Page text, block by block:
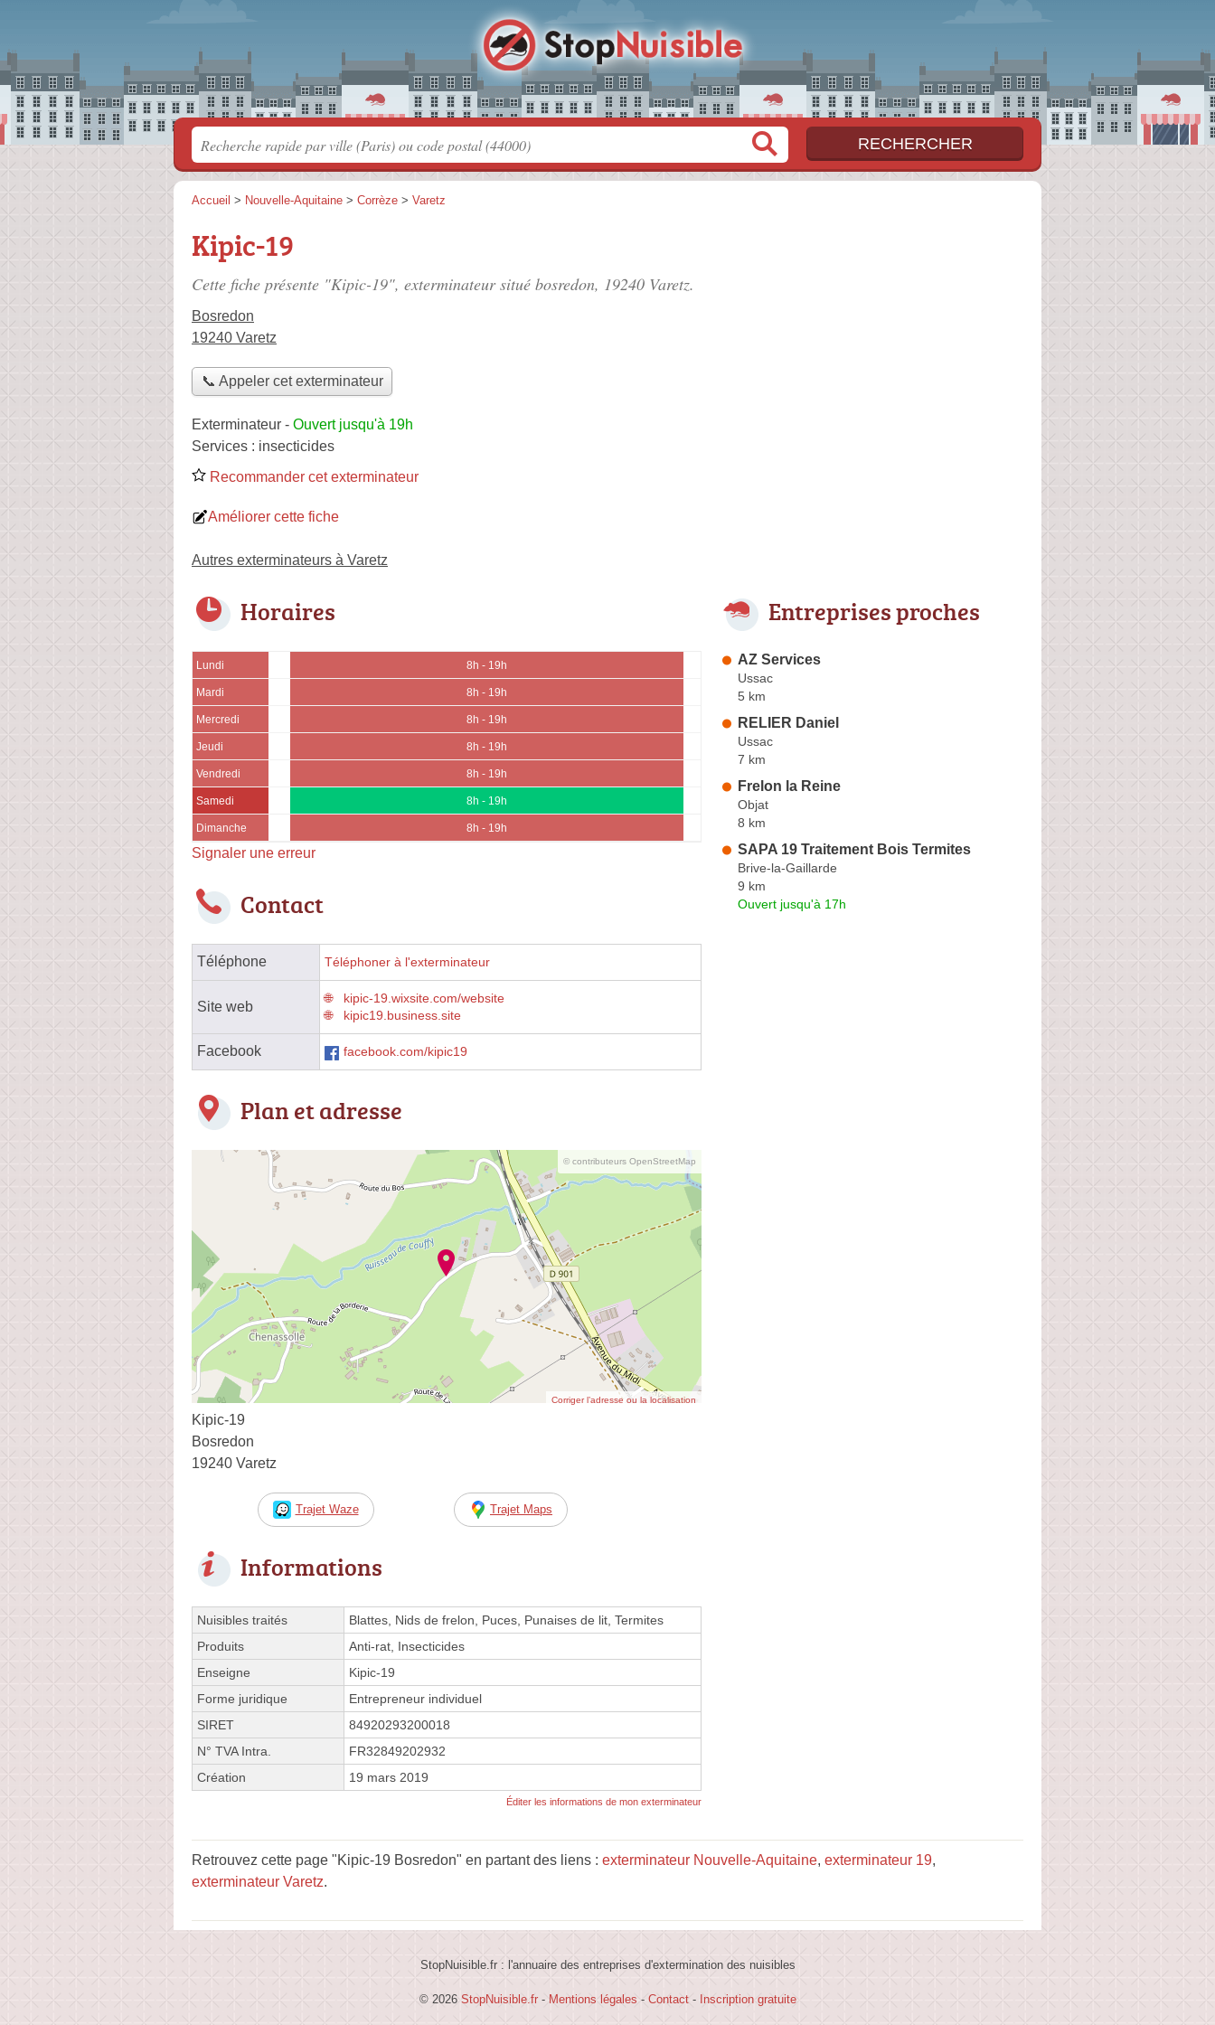
Accueil > Nouvelle-Aquitaine > Corrèze > Varetz
Kipic-19
Cette fiche présente "Kipic-19", exterminateur situé bosredon, 19240 Varetz.
Bosredon
19240 Varetz
📞 Appeler cet exterminateur
Exterminateur - Ouvert jusqu'à 19h
Services : insecticides
Recommander cet exterminateur
Améliorer cette fiche
Autres exterminateurs à Varetz
Horaires
Lundi 8h - 19h
Mardi 8h - 19h
Mercredi 8h - 19h
Jeudi 8h - 19h
Vendredi 8h - 19h
Samedi 8h - 19h
Dimanche 8h - 19h
Signaler une erreur
Contact
Téléphone Téléphoner à l'exterminateur
Site web
kipic-19.wixsite.com/website
kipic19.business.site
Facebook facebook.com/kipic19
Plan et adresse
© contributeurs OpenStreetMap
Corriger l’adresse ou la localisation
Kipic-19
Bosredon
19240 Varetz
Trajet Waze Trajet Maps
Informations
Nuisibles traités
Blattes, Nids de frelon, Puces, Punaises de lit, Termites
Produits
Anti-rat, Insecticides
Enseigne
Kipic-19
Forme juridique
Entrepreneur individuel
SIRET
84920293200018
N° TVA Intra.
FR32849202932
Création
19 mars 2019
Éditer les informations de mon exterminateur
Entreprises proches
AZ Services
Ussac
5 km
RELIER Daniel
Ussac
7 km
Frelon la Reine
Objat
8 km
SAPA 19 Traitement Bois Termites
Brive-la-Gaillarde
9 km
Ouvert jusqu'à 17h
Retrouvez cette page "Kipic-19 Bosredon" en partant des liens : exterminateur Nouvelle-Aquitaine, exterminateur 19,
exterminateur Varetz.
StopNuisible.fr : l'annuaire des entreprises d'extermination des nuisibles
© 2026 StopNuisible.fr - Mentions légales - Contact- Inscription gratuite